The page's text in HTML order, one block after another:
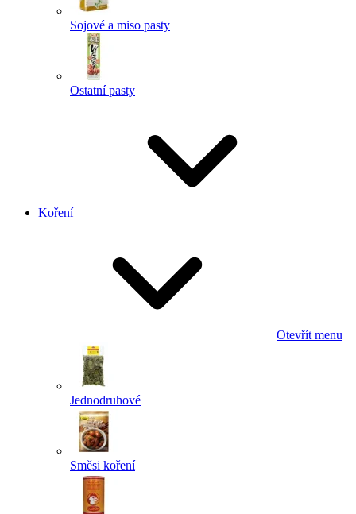
Sojové a miso pasty
Ostatní pasty
Koření
Otevřít menu
Jednodruhové
Směsi koření